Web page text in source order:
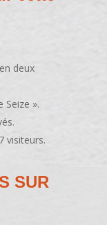
deux
Seize ».
visiteurs.
SUR